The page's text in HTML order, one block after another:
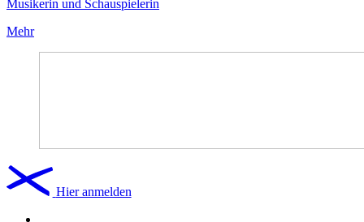
Musikerin und Schauspielerin
Mehr
Hier anmelden